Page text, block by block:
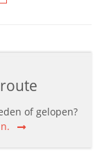
of gelopen?